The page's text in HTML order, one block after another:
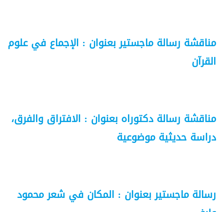
مناقشة رسالة ماجستير بعنوان : الإجماع في علوم
القرآن
مناقشة رسالة دكتوراه بعنوان : الافتراق والفرق،
دراسة حديثية موضوعية
رسالة ماجستير بعنوان : المكان في شعر محمود